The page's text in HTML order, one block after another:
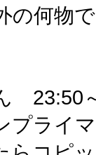
の何物
23:50
プライ